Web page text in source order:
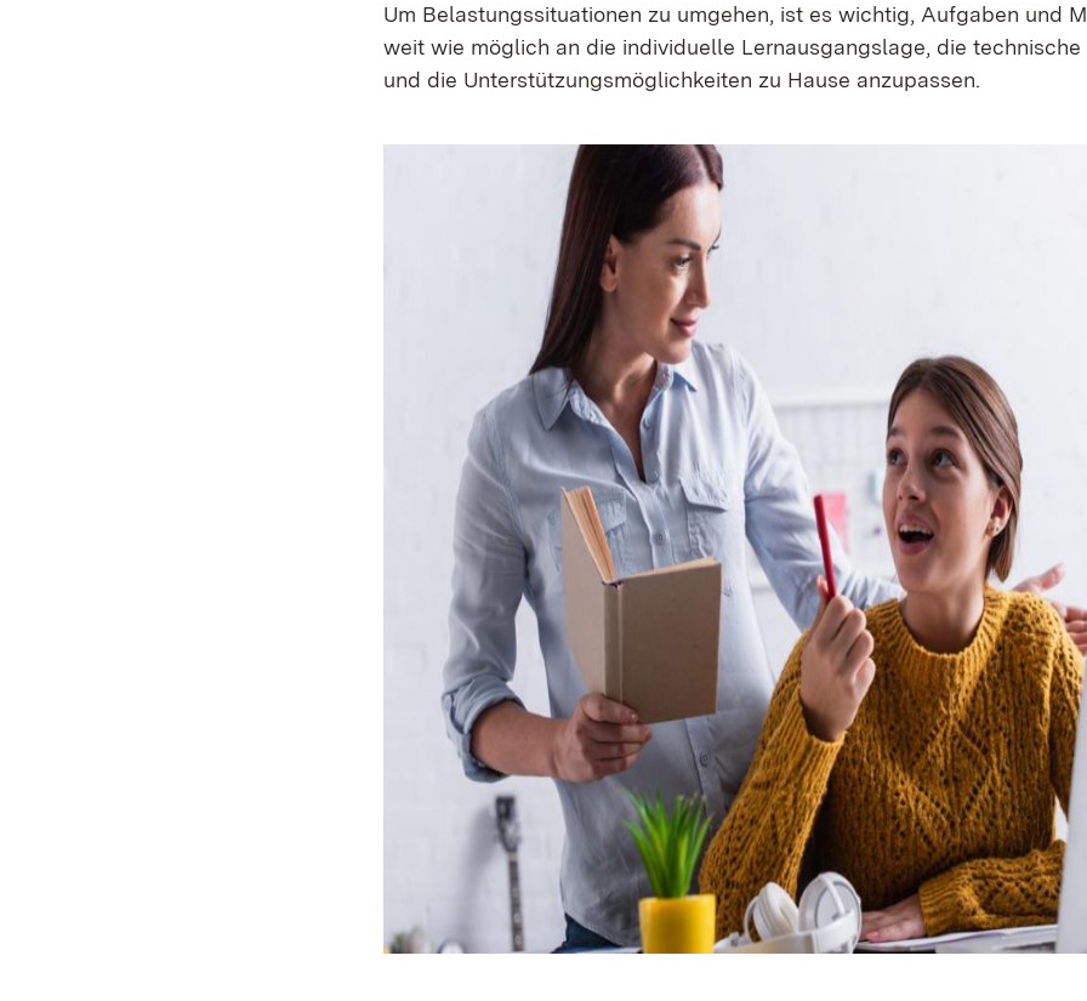
Um Belastungssituationen zu umgehen, ist es wichtig, Aufgaben und
weit wie möglich an die individuelle Lernausgangslage, die
und die Unterstützungsmöglichkeiten zu Hause anzupassen.